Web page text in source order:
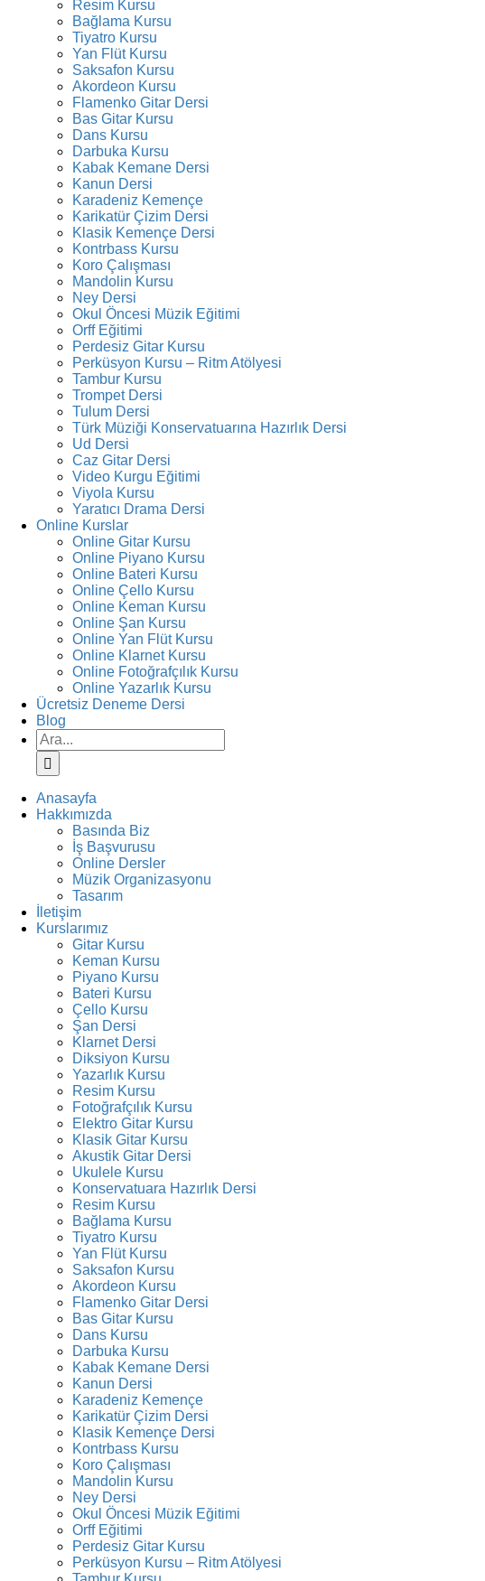
Resim Kursu
Bağlama Kursu
Tiyatro Kursu
Yan Flüt Kursu
Saksafon Kursu
Akordeon Kursu
Flamenko Gitar Dersi
Bas Gitar Kursu
Dans Kursu
Darbuka Kursu
Kabak Kemane Dersi
Kanun Dersi
Karadeniz Kemençe
Karikatür Çizim Dersi
Klasik Kemençe Dersi
Kontrbass Kursu
Koro Çalışması
Mandolin Kursu
Ney Dersi
Okul Öncesi Müzik Eğitimi
Orff Eğitimi
Perdesiz Gitar Kursu
Perküsyon Kursu – Ritm Atölyesi
Tambur Kursu
Trompet Dersi
Tulum Dersi
Türk Müziği Konservatuarına Hazırlık Dersi
Ud Dersi
Caz Gitar Dersi
Video Kurgu Eğitimi
Viyola Kursu
Yaratıcı Drama Dersi
Online Kurslar
Online Gitar Kursu
Online Piyano Kursu
Online Bateri Kursu
Online Çello Kursu
Online Keman Kursu
Online Şan Kursu
Online Yan Flüt Kursu
Online Klarnet Kursu
Online Fotoğrafçılık Kursu
Online Yazarlık Kursu
Ücretsiz Deneme Dersi
Blog
Ara:
Anasayfa
Hakkımızda
Basında Biz
İş Başvurusu
Online Dersler
Müzik Organizasyonu
Tasarım
İletişim
Kurslarımız
Gitar Kursu
Keman Kursu
Piyano Kursu
Bateri Kursu
Çello Kursu
Şan Dersi
Klarnet Dersi
Diksiyon Kursu
Yazarlık Kursu
Resim Kursu
Fotoğrafçılık Kursu
Elektro Gitar Kursu
Klasik Gitar Kursu
Akustik Gitar Dersi
Ukulele Kursu
Konservatuara Hazırlık Dersi
Resim Kursu
Bağlama Kursu
Tiyatro Kursu
Yan Flüt Kursu
Saksafon Kursu
Akordeon Kursu
Flamenko Gitar Dersi
Bas Gitar Kursu
Dans Kursu
Darbuka Kursu
Kabak Kemane Dersi
Kanun Dersi
Karadeniz Kemençe
Karikatür Çizim Dersi
Klasik Kemençe Dersi
Kontrbass Kursu
Koro Çalışması
Mandolin Kursu
Ney Dersi
Okul Öncesi Müzik Eğitimi
Orff Eğitimi
Perdesiz Gitar Kursu
Perküsyon Kursu – Ritm Atölyesi